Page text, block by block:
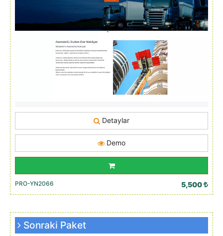
Detaylar
Demo
PRO-YN2066 5,500
Sonraki Paket